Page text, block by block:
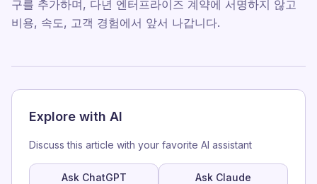
구를 추가하며, 다년 엔터프라이즈 계약에 서명하지 않고
비용, 속도, 고객 경험에서 앞서 나갑니다.
Explore with AI
Discuss this article with your favorite AI assistant
Ask ChatGPT Ask Claude